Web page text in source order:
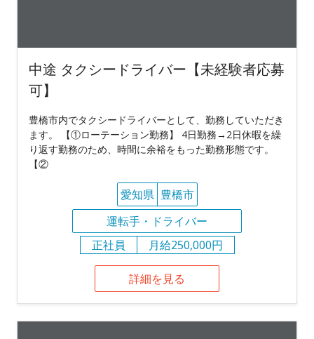
中途 タクシードライバー【未経験者応募
可】
豊橋市内でタクシードライバーとして、勤務していただき
ます。 【①ローテーション勤務】 4日勤務→2日休暇を繰
り返す勤務のため、時間に余裕をもった勤務形態です。
【②
愛知県 豊橋市
運転手・ドライバー
正社員
月給250,000円
詳細を見る